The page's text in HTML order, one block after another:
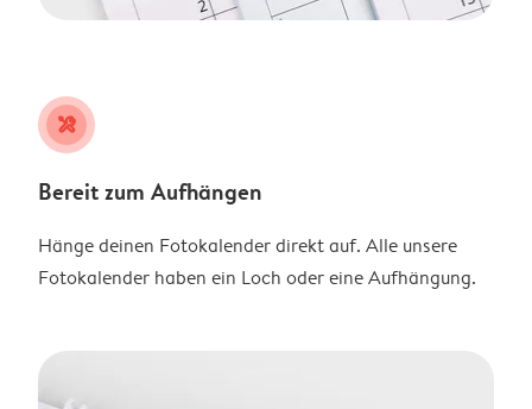
tools
Bereit zum Aufhängen
Hänge deinen Fotokalender direkt auf. Alle unsere
Fotokalender haben ein Loch oder eine Aufhängung.